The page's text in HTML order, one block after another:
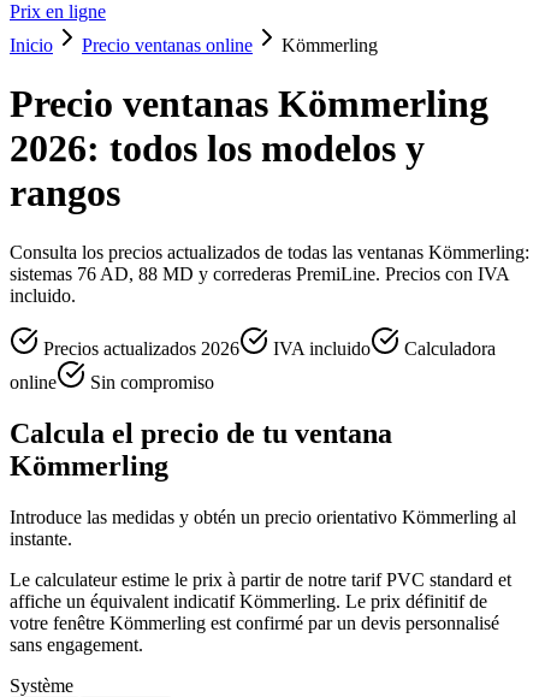
Prix en ligne
Inicio
Precio ventanas online Kömmerling
Precio ventanas Kömmerling
2026: todos los modelos y
rangos
Consulta los precios actualizados de todas las ventanas Kömmerling:
sistemas 76 AD, 88 MD y correderas PremiLine. Precios con IVA
incluido.
Precios actualizados 2026 IVA incluido
Calculadora
online
Sin compromiso
Calcula el precio de tu ventana
Kömmerling
Introduce las medidas y obtén un precio orientativo Kömmerling al
instante.
Le calculateur estime le prix à partir de notre tarif PVC standard et
affiche un équivalent indicatif Kömmerling. Le prix définitif de
votre fenêtre Kömmerling est confirmé par un devis personnalisé
sans engagement.
Système